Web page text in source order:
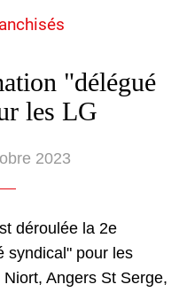
"délégué
les LG
2023
déroulée la 2e
syndical" pour les
Angers St Serge,